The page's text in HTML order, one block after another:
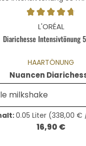
Bewertung von
L'ORÉAL
Diarichesse Intensivtönung
HAARTÖNUNG
Nuancen
0.05 Liter (338,00 €
Regulärer Preis:
16,90 €